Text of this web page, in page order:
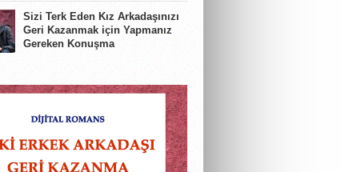
Sizi Terk Eden Kız Arkadaşınızı
Geri Kazanmak için Yapmanız
Gereken Konuşma